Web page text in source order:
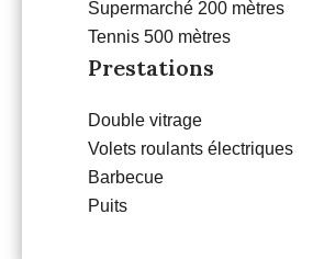
Supermarché 200 mètres
Tennis 500 mètres
Prestations
Double vitrage
Volets roulants électriques
Barbecue
Puits